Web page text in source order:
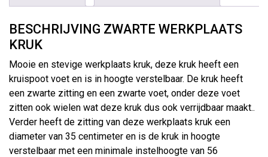
BESCHRIJVING ZWARTE WERKPLAATS
KRUK
Mooie en stevige werkplaats kruk, deze kruk heeft een
kruispoot voet en is in hoogte verstelbaar. De kruk heeft
een zwarte zitting en een zwarte voet, onder deze voet
zitten ook wielen wat deze kruk dus ook verrijdbaar maakt..
Verder heeft de zitting van deze werkplaats kruk een
diameter van 35 centimeter en is de kruk in hoogte
verstelbaar met een minimale instelhoogte van 56